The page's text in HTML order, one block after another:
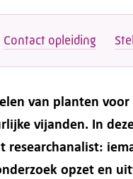
Contact opleiding
van planten
vijanden. In
opzet en